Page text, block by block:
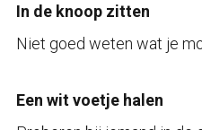
In de knoop zitten
Niet goed weten wat je
Een wit voetje halen